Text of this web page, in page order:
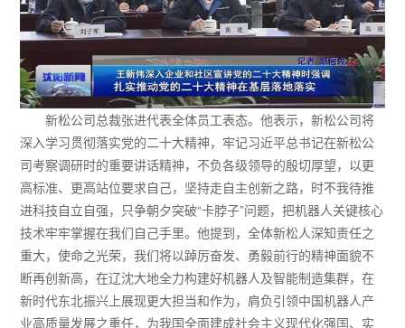
新松公司总裁张进代表全体员工表态。他表示，新松公司将
深入学习贯彻落实党的二十大精神，牢记习近平总书记在新松公
司考察调研时的重要讲话精神，不负各级领导的殷切厚望，以更
高标准、更高站位要求自己，坚持走自主创新之路，时不我待推
进科技自立自强，只争朝夕突破“卡脖子”问题，把机器人关键核心
技术牢牢掌握在我们自己手里。他提到，全体新松人深知责任之
重大，使命之光荣，我们将以踔厉奋发、勇毅前行的精神面貌不
断再创新高，在辽沈大地全力构建好机器人及智能制造集群，在
新时代东北振兴上展现更大担当和作为，肩负引领中国机器人产
业高质量发展之重任，为我国全面建成社会主义现代化强国、实